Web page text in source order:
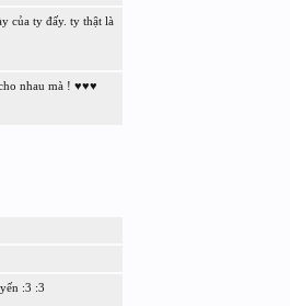
của ty đấy. ty thật là
nhau mà ! ♥♥♥
:3 :3